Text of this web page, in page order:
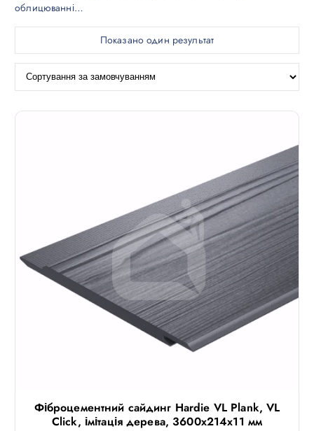
облицюванні…
Показано один результат
Фіброцементний сайдинг Hardie VL Plank, VL
Click, імітація дерева, 3600х214х11 мм